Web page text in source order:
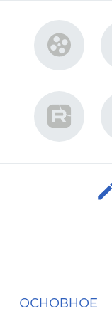
ОСНОВНОЕ